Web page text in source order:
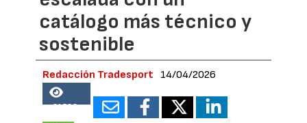
catálogo más técnico y
sostenible
Redacción Tradesport 14/04/2026
21588